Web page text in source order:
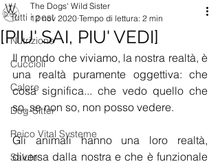
Tutti i post
Nutrizione
Cuccioli
Calore
Dog-Sitter
Reico Vital Systeme
Salute
[PIU' SAI, PIU' VEDI]
The Dogs' Wild Sister
12 nov 2020 Tempo di lettura: 2 min
Il mondo che viviamo, la nostra realtà, è
una realtà puramente oggettiva: che
cosa significa... che vedo quello che
so, se non so, non posso vedere.
Gli animali hanno una loro realtà,
diversa dalla nostra e che è funzionale